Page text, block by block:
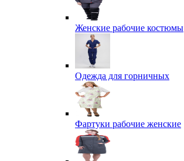
Женские рабочие костюмы
Одежда для горничных
Фартуки рабочие женские